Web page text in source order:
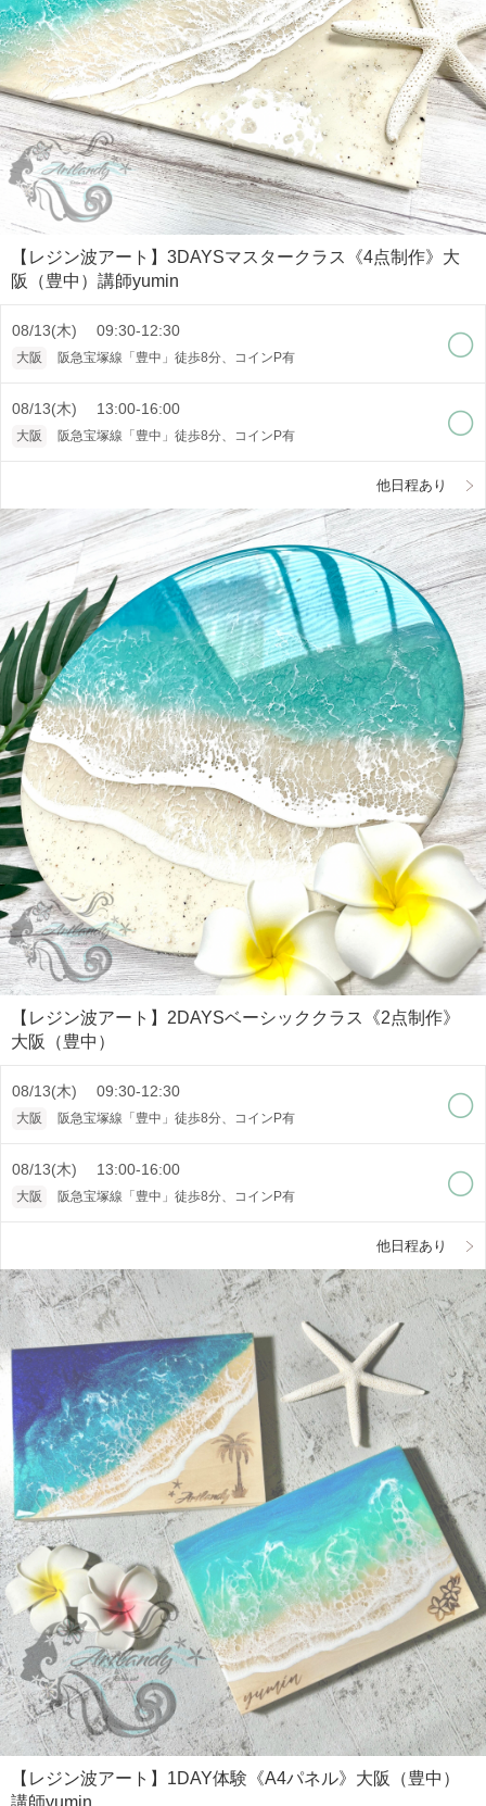
https://youtube.com/c/artlandytube
Art makes life fun♪
【Artlandy】ってね、芸術の「Art」と、楽しい空間の「land」、そして
yuminの「y」で【Artlandy】アートランディ。
【レジン波アート】3DAYSマスタークラス《4点制作》大
阪（豊中）講師yumin
08/13(木) 09:30-12:30
大阪 阪急宝塚線「豊中」徒歩8分、コインP有
08/13(木) 13:00-16:00
大阪 阪急宝塚線「豊中」徒歩8分、コインP有
他日程あり
【レジン波アート】2DAYSベーシッククラス《2点制作》
大阪（豊中）
08/13(木) 09:30-12:30
大阪 阪急宝塚線「豊中」徒歩8分、コインP有
08/13(木) 13:00-16:00
大阪 阪急宝塚線「豊中」徒歩8分、コインP有
他日程あり
【レジン波アート】1DAY体験《A4パネル》大阪（豊中）
講師yumin